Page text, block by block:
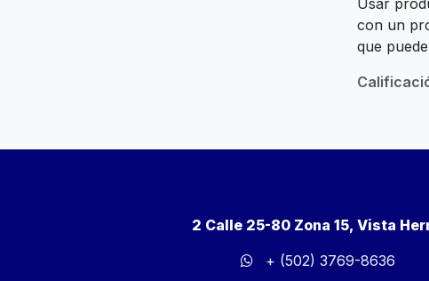
Usar
con un
que
2 Calle 25-80 Zona 15, Vista
+ (502) 3769-8636